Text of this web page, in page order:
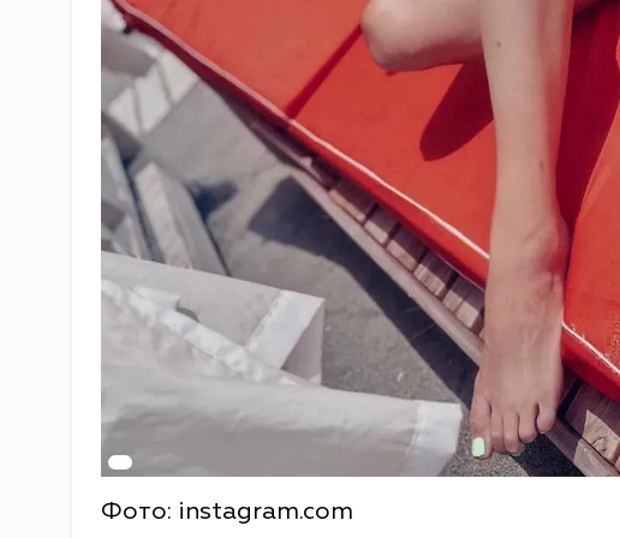
Фото: instagram.com